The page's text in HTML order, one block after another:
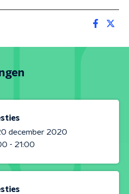
december 2020
- 21:00